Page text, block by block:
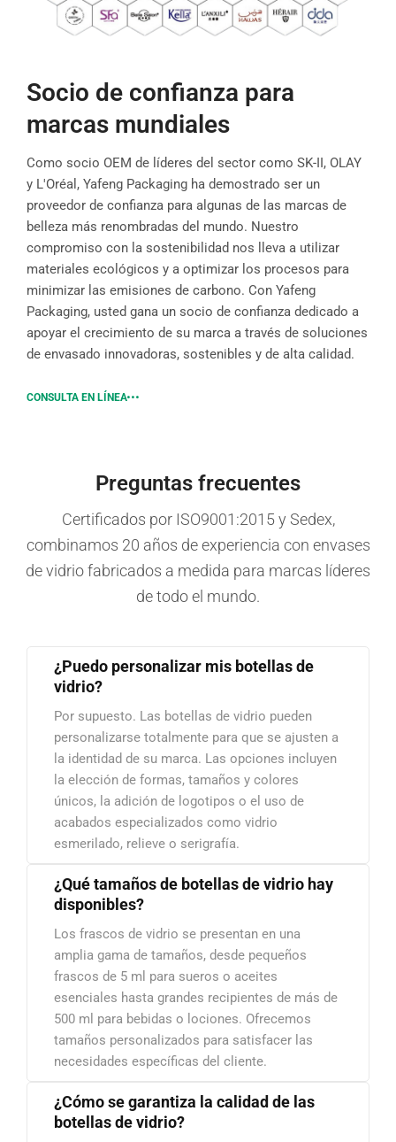
Socio de confianza para
marcas mundiales
Como socio OEM de líderes del sector como SK-II, OLAY
y L'Oréal, Yafeng Packaging ha demostrado ser un
proveedor de confianza para algunas de las marcas de
belleza más renombradas del mundo. Nuestro
compromiso con la sostenibilidad nos lleva a utilizar
materiales ecológicos y a optimizar los procesos para
minimizar las emisiones de carbono. Con Yafeng
Packaging, usted gana un socio de confianza dedicado a
apoyar el crecimiento de su marca a través de soluciones
de envasado innovadoras, sostenibles y de alta calidad.
CONSULTA EN LÍNEA
Preguntas frecuentes
Certificados por ISO9001:2015 y Sedex,
combinamos 20 años de experiencia con envases
de vidrio fabricados a medida para marcas líderes
de todo el mundo.
¿Puedo personalizar mis botellas de
vidrio?
Por supuesto. Las botellas de vidrio pueden
personalizarse totalmente para que se ajusten a
la identidad de su marca. Las opciones incluyen
la elección de formas, tamaños y colores
únicos, la adición de logotipos o el uso de
acabados especializados como vidrio
esmerilado, relieve o serigrafía.
¿Qué tamaños de botellas de vidrio hay
disponibles?
Los frascos de vidrio se presentan en una
amplia gama de tamaños, desde pequeños
frascos de 5 ml para sueros o aceites
esenciales hasta grandes recipientes de más de
500 ml para bebidas o lociones. Ofrecemos
tamaños personalizados para satisfacer las
necesidades específicas del cliente.
¿Cómo se garantiza la calidad de las
botellas de vidrio?